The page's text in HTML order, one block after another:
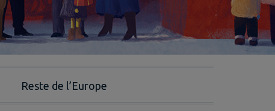
Reste de l’Europe